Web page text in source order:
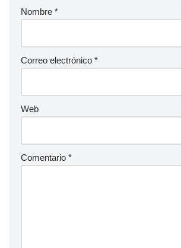
Nombre *
Correo electrónico *
Web
Comentario *